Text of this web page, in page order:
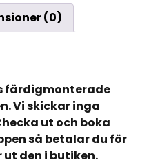
(0)
färdigmonterade
Vi skickar inga
ut och boka
så betalar du för
den i butiken.